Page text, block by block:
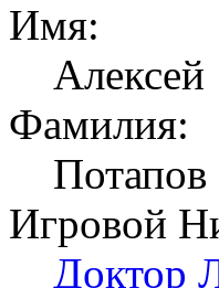
Имя:
Алексей
Фамилия:
Потапов
Игровой
Доктор